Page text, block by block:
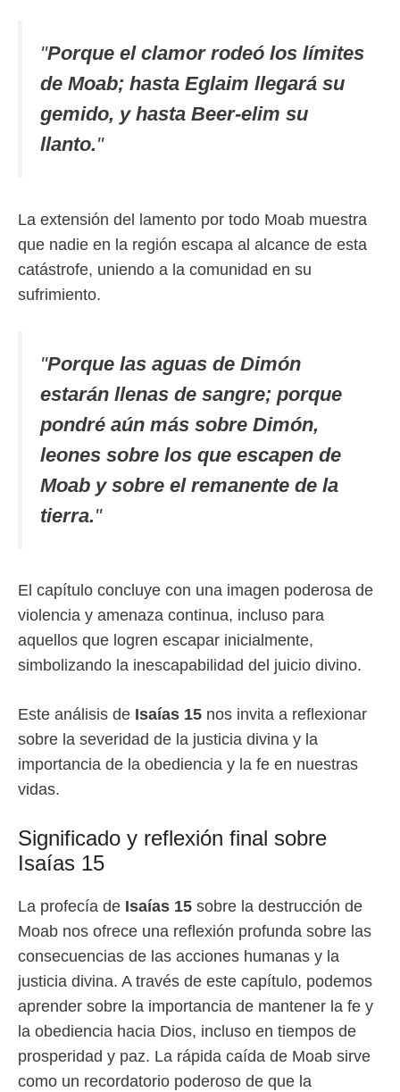
"Porque el clamor rodeó los límites
de Moab; hasta Eglaim llegará su
gemido, y hasta Beer-elim su
llanto."
La extensión del lamento por todo Moab muestra
que nadie en la región escapa al alcance de esta
catástrofe, uniendo a la comunidad en su
sufrimiento.
"Porque las aguas de Dimón
estarán llenas de sangre; porque
pondré aún más sobre Dimón,
leones sobre los que escapen de
Moab y sobre el remanente de la
tierra."
El capítulo concluye con una imagen poderosa de
violencia y amenaza continua, incluso para
aquellos que logren escapar inicialmente,
simbolizando la inescapabilidad del juicio divino.
Este análisis de Isaías 15 nos invita a reflexionar
sobre la severidad de la justicia divina y la
importancia de la obediencia y la fe en nuestras
vidas.
Significado y reflexión final sobre
Isaías 15
La profecía de Isaías 15 sobre la destrucción de
Moab nos ofrece una reflexión profunda sobre las
consecuencias de las acciones humanas y la
justicia divina. A través de este capítulo, podemos
aprender sobre la importancia de mantener la fe y
la obediencia hacia Dios, incluso en tiempos de
prosperidad y paz. La rápida caída de Moab sirve
como un recordatorio poderoso de que la